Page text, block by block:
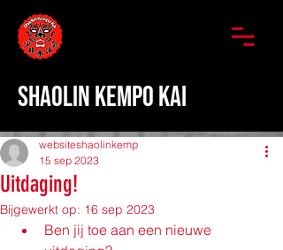
SHAOLIN KEMPO KAI
Uitdaging!
websiteshaolinkemp
15 sep 2023
Bijgewerkt op: 16 sep 2023
Ben jij toe aan een nieuwe